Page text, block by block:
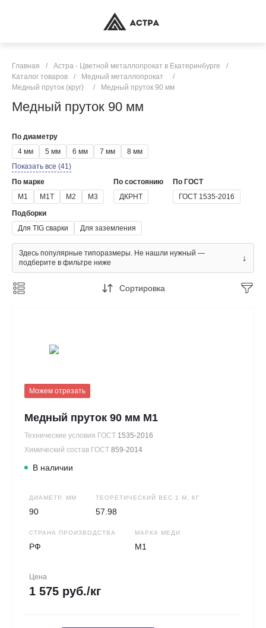
Главная / Астра - Цветной металлопрокат в Екатеринбурге
/
Каталог товаров
/ Медный металлопрокат
/
Медный пруток (круг)
/ Медный пруток 90 мм
Медный пруток 90 мм
По диаметру
4 мм
5 мм 6 мм 7 мм
8 мм
Показать все (41)
По марке
М1
М1Т М2 М3
По состоянию
ДКРНТ
По ГОСТ
ГОСТ 1535-2016
Подборки
Для TIG сварки
Для заземления
Здесь популярные типоразмеры. Не нашли нужный —
подберите в фильтре ниже
↓
Сортировка
Можем отрезать
Медный пруток 90 мм М1
Технические условия ГОСТ 1535-2016
Химический состав ГОСТ 859-2014
В наличии
ДИАМЕТР, ММ
90
ТЕОРЕТИЧЕСКИЙ ВЕС 1 М, КГ
57.98
СТРАНА ПРОИЗВОДСТВА
РФ
МАРКА МЕДИ
М1
Цена
1 575 руб./кг